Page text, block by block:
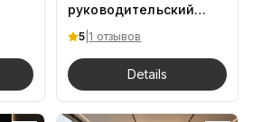
руководительский
Arlana 170x70x75 MDV
5 1 отзывов
Details